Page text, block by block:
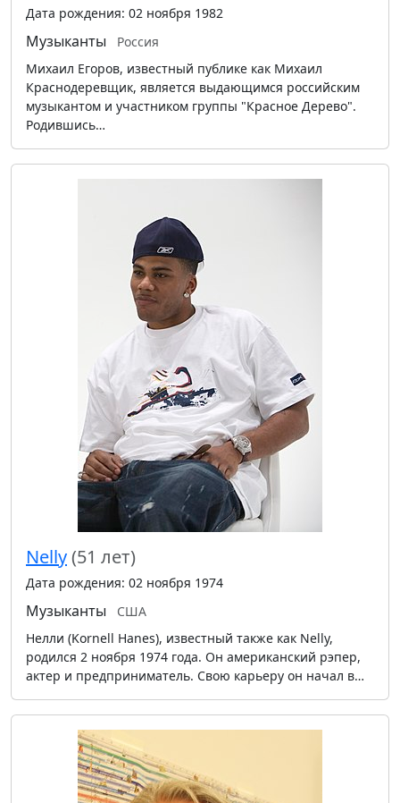
Дата рождения: 02 ноября 1982
Музыканты
Россия
Михаил Егоров, известный публике как Михаил
Краснодеревщик, является выдающимся российским
музыкантом и участником группы "Красное Дерево".
Родившись…
Nelly(51 лет)
Дата рождения: 02 ноября 1974
Музыканты
США
Нелли (Kornell Hanes), известный также как Nelly,
родился 2 ноября 1974 года. Он американский рэпер,
актер и предприниматель. Свою карьеру он начал в…